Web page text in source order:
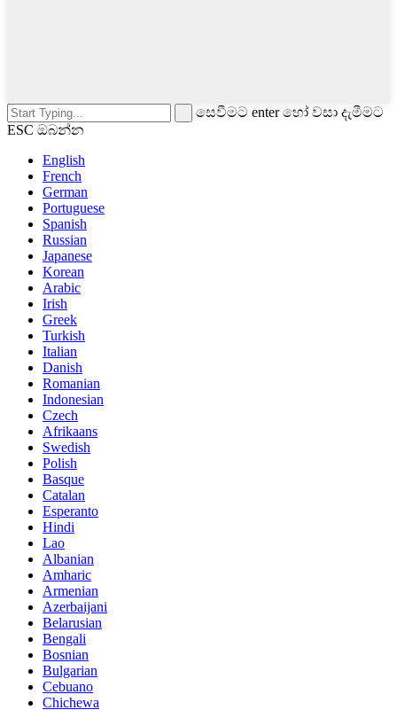
සෙවීමට enter හෝ වසා දැමීමට
ESC ඔබන්න
English
French
German
Portuguese
Spanish
Russian
Japanese
Korean
Arabic
Irish
Greek
Turkish
Italian
Danish
Romanian
Indonesian
Czech
Afrikaans
Swedish
Polish
Basque
Catalan
Esperanto
Hindi
Lao
Albanian
Amharic
Armenian
Azerbaijani
Belarusian
Bengali
Bosnian
Bulgarian
Cebuano
Chichewa